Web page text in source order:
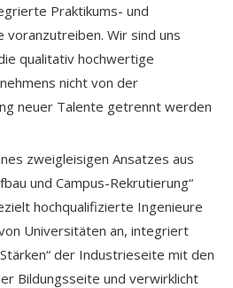
Praktikums- und
Wir sind uns
qualitativ hochwertige
nicht von der
neuer Talente getrennt werden
zweigleisigen Ansatzes aus
und Campus-Rekrutierung“
hochqualifizierte Ingenieure
Universitäten an, integriert
der Industrieseite mit den
Bildungsseite und verwirklicht